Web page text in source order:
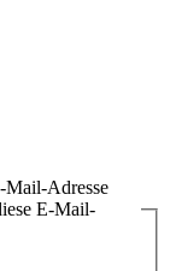
Mail-Adresse
E-Mail-